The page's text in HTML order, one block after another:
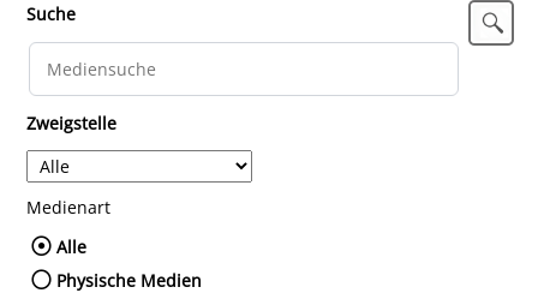
Suche
Zweigstelle
Medienart
Wählen Sie die Medienart nach der Sie
Alle
Physische Medien